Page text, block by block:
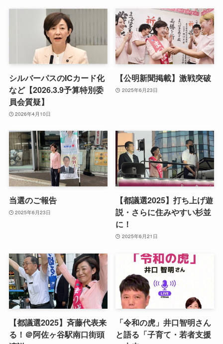
シルバーパスのICカード化
など【2026.3.9予算特別委
員会質疑】
2026年4月10日
【公明新聞掲載】激戦突破
2025年6月23日
当選のご報告
2025年6月23日
【都議選2025】打ち上げ遊
説・さらに住みやすい杉並
に！
2025年6月21日
【都議選2025】斉藤代表来
る！＠阿佐ヶ谷駅南口街頭
「令和の虎」井口智明さん
と語る「子育て・若者支援